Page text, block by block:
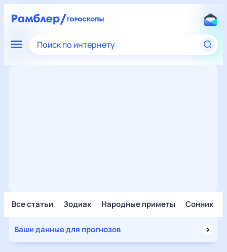
Поиск по интернету
Все статьи Зодиак Народные приметы Сонник
Ваши данные для прогнозов